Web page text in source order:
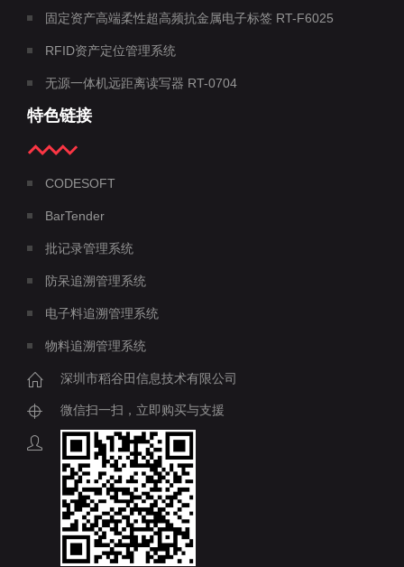
固定资产高端柔性超高频抗金属电子标签 RT-F6025
RFID资产定位管理系统
无源一体机远距离读写器 RT-0704
特色链接
CODESOFT
BarTender
批记录管理系统
防呆追溯管理系统
电子料追溯管理系统
物料追溯管理系统
深圳市稻谷田信息技术有限公司
微信扫一扫，立即购买与支援